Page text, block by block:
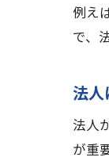
例え
で、
法
法人
が重